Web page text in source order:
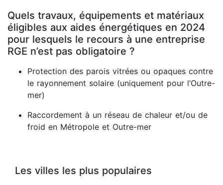
Quels travaux, équipements et matériaux
éligibles aux aides énergétiques en 2024
pour lesquels le recours à une entreprise
RGE n’est pas obligatoire ?
Protection des parois vitrées ou opaques contre
le rayonnement solaire (uniquement pour l’Outre-
mer)
Raccordement à un réseau de chaleur et/ou de
froid en Métropole et Outre-mer
Les villes les plus populaires